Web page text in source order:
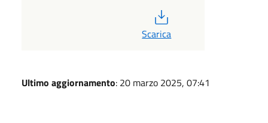
Scarica
Ultimo aggiornamento: 20 marzo 2025, 07:41